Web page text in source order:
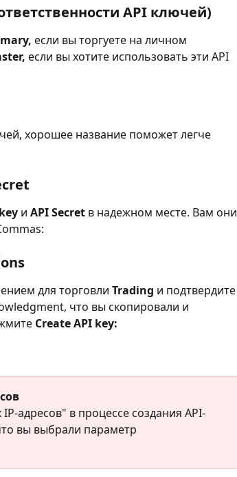
API ключей)
если вы торгуете на личном
если вы хотите использовать эти API
хорошее название поможет легче
и API Secret в надежном месте. Вам они
для торговли Trading и подтвердите
что вы скопировали и
Create API key:
адресов" в процессе создания API-
вы выбрали параметр